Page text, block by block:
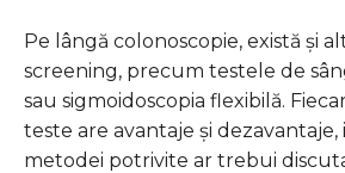
Pe lângă colonoscopie, există și
screening, precum testele de
sau sigmoidoscopia flexibilă.
teste are avantaje și dezavantaje,
metodei potrivite ar trebui